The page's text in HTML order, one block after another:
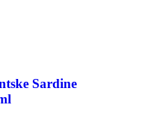
Sardine